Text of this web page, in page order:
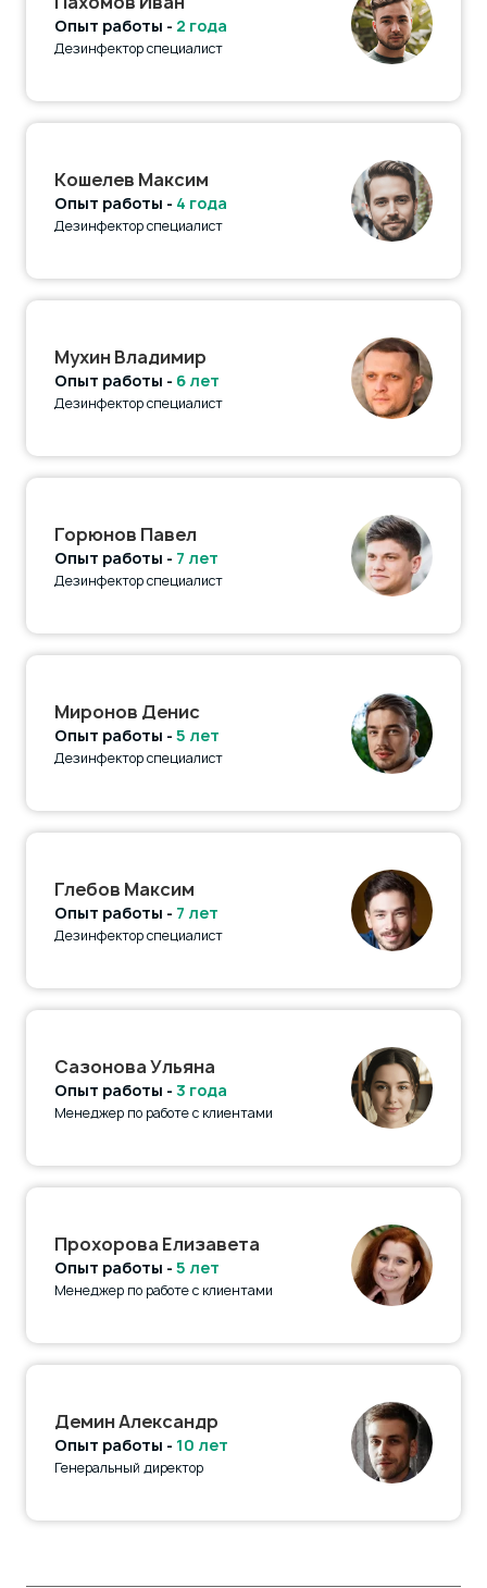
Опыт работы - 2 года
Дезинфектор специалист
Кошелев Максим
Опыт работы - 4 года
Дезинфектор специалист
Мухин Владимир
Опыт работы - 6 лет
Дезинфектор специалист
Горюнов Павел
Опыт работы - 7 лет
Дезинфектор специалист
Миронов Денис
Опыт работы - 5 лет
Дезинфектор специалист
Глебов Максим
Опыт работы - 7 лет
Дезинфектор специалист
Сазонова Ульяна
Опыт работы - 3 года
Менеджер по работе с клиентами
Прохорова Елизавета
Опыт работы - 5 лет
Менеджер по работе с клиентами
Демин Александр
Опыт работы - 10 лет
Генеральный директор